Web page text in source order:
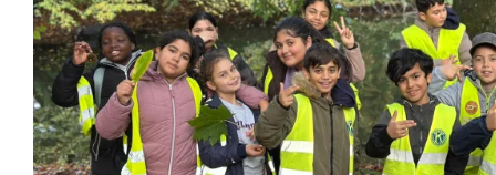
Naar het bos, lezen
gezond koken!
Vierde leerjaar